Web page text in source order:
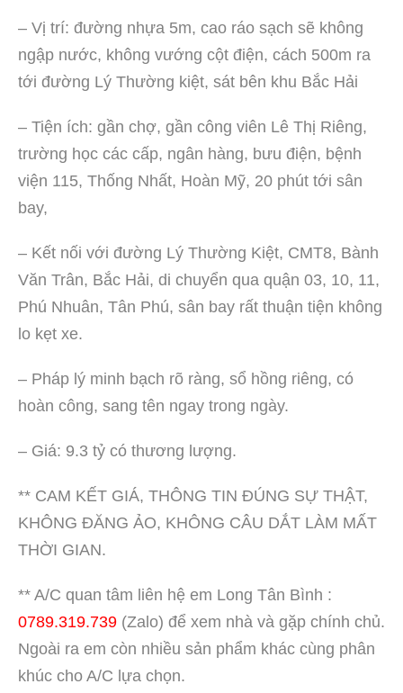
– Vị trí: đường nhựa 5m, cao ráo sạch sẽ không
ngập nước, không vướng cột điện, cách 500m ra
tới đường Lý Thường kiệt, sát bên khu Bắc Hải
– Tiện ích: gần chợ, gần công viên Lê Thị Riêng,
trường học các cấp, ngân hàng, bưu điện, bệnh
viện 115, Thống Nhất, Hoàn Mỹ, 20 phút tới sân
bay,
– Kết nối với đường Lý Thường Kiệt, CMT8, Bành
Văn Trân, Bắc Hải, di chuyển qua quận 03, 10, 11,
Phú Nhuân, Tân Phú, sân bay rất thuận tiện không
lo kẹt xe.
– Pháp lý minh bạch rõ ràng, sổ hồng riêng, có
hoàn công, sang tên ngay trong ngày.
– Giá: 9.3 tỷ có thương lượng.
** CAM KẾT GIÁ, THÔNG TIN ĐÚNG SỰ THẬT,
KHÔNG ĐĂNG ẢO, KHÔNG CÂU DẮT LÀM MẤT
THỜI GIAN.
** A/C quan tâm liên hệ em Long Tân Bình :
0789.319.739 (Zalo) để xem nhà và gặp chính chủ.
Ngoài ra em còn nhiều sản phẩm khác cùng phân
khúc cho A/C lựa chọn.